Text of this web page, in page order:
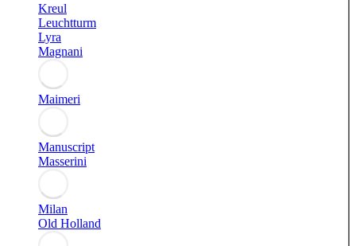
Kreul
Leuchtturm
Lyra
Magnani
Maimeri
Manuscript
Masserini
Milan
Old Holland